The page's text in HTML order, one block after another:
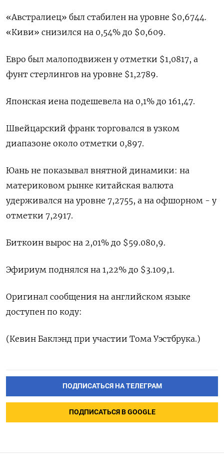
«Австралиец» был стабилен на уровне $0,6744​.
«Киви» снизился на 0,54% до $0,609​.
Евро был малоподвижен у отметки $1,0817​, а
фунт стерлингов на уровне $1,2789​.
Японская иена подешевела на 0,1%​ до 161,47.
Швейцарский франк торговался в узком
диапазоне около отметки 0,897​.
Юань не показывал внятной динамики: на
материковом рынке китайская валюта
удерживался на уровне 7,2755​, а на офшорном - у
отметки 7,2917.
Биткоин вырос на 2,01% до $59.080,9.
Эфириум поднялся на 1,22% до $3.109,1.
Оригинал сообщения на английском языке
доступен по коду:
(Кевин Баклэнд при участии Тома Уэстбрука.)
ПОДПИСАТЬСЯ НА ТЕЛЕГРАМ
ПОДПИСАТЬСЯ В GOOGLE